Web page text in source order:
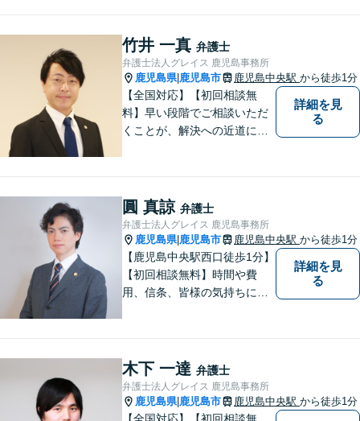
をご提案いたします。
竹井 一真 弁護士
弁護士法人グレイス 鹿児島事務所
鹿児島県| 鹿児島市 鹿児島中央駅 から徒歩1分
【全国対応】【初回相談無
料】早い段階でご相談いただ
くことが、解決への近道にな
どんなご相談でも、どうぞお
気軽にお声がけください。
【電話・WEB相談も対応可
能】
詳細を見
る
圓 真諒 弁護士
弁護士法人グレイス 鹿児島事務所
鹿児島県| 鹿児島市 鹿児島中央駅 から徒歩1分
【鹿児島中央駅西口徒歩1分】
【初回相談無料】時間や費
用、信条、皆様の気持ちに重
に強みあり！親身になって最
後までサポートいたします。
詳細を見
る
木下 一達 弁護士
弁護士法人グレイス 鹿児島事務所
鹿児島県| 鹿児島市 鹿児島中央駅 から徒歩1分
【全国対応】【初回相談無